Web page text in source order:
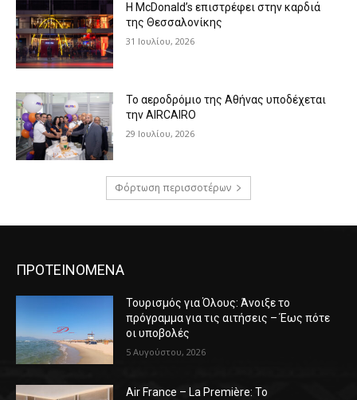
Η McDonald’s επιστρέφει στην καρδιά
της Θεσσαλονίκης
31 Ιουλίου, 2026
Το αεροδρόμιο της Αθήνας υποδέχεται
την AIRCAIRO
29 Ιουλίου, 2026
Φόρτωση περισσοτέρων
ΠΡΟΤΕΙΝΟΜΕΝΑ
Τουρισμός για Όλους: Άνοιξε το
πρόγραμμα για τις αιτήσεις – Έως πότε
οι υποβολές
5 Αυγούστου, 2026
Air France – La Première: Το